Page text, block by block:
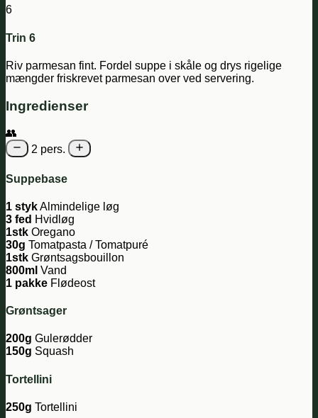
6
Trin 6
Riv parmesan fint. Fordel suppe i skåle og drys rigelige
mængder friskrevet parmesan over ved servering.
Ingredienser
👥
2 pers.
Suppebase
1 stykAlmindelige løg
3 fed Hvidløg
1stk Oregano
30g Tomatpasta / Tomatpuré
1stk Grøntsagsbouillon
800ml Vand
1 pakke Flødeost
Grøntsager
200g Gulerødder
150g Squash
Tortellini
250g Tortellini